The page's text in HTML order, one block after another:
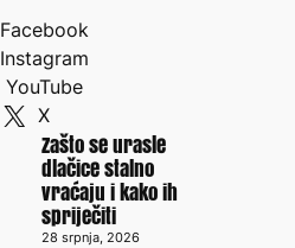
Facebook
Instagram
YouTube
X
Zašto se urasle
dlačice stalno
vraćaju i kako ih
spriječiti
28 srpnja, 2026